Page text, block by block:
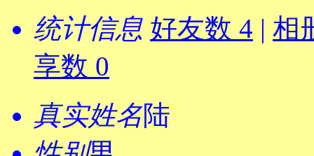
统计信息 好友数 4 | 相
享数 0
真实姓名陆